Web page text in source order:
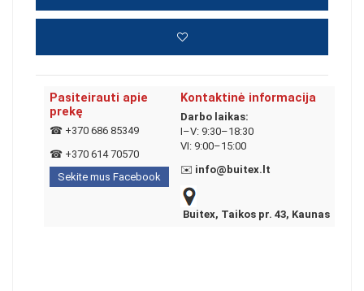
Pasiteirauti apie
prekę
☎ +370 686 85349
☎ +370 614 70570
Sekite mus Facebook
Kontaktinė informacija
Darbo laikas:
I–V: 9:30–18:30
VI: 9:00–15:00
✉️ info@buitex.lt
Buitex, Taikos pr. 43, Kaunas